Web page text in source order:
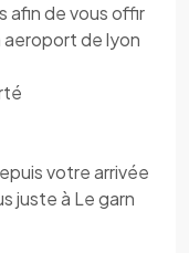
afin de vous offir
aeroport de lyon
votre arrivée
juste à Le garn